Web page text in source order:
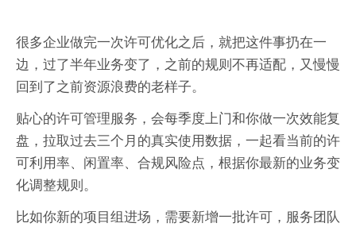
很多企业做完一次许可优化之后，就把这件事扔在一
边，过了半年业务变了，之前的规则不再适配，又慢慢
回到了之前资源浪费的老样子。
贴心的许可管理服务，会每季度上门和你做一次效能复
盘，拉取过去三个月的真实使用数据，一起看当前的许
可利用率、闲置率、合规风险点，根据你最新的业务变
化调整规则。
比如你新的项目组进场，需要新增一批许可，服务团队